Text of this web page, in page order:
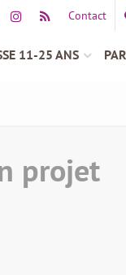
Contact
11-25 ANS
projet